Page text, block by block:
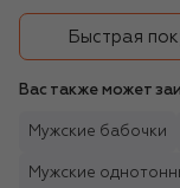
Быстрая
Вас также может
Мужские бабочки
Мужские